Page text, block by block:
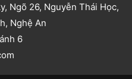
Ngõ 26, Nguyễn Thái Học,
Nghệ An​
6​